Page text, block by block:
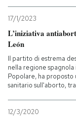
17/1/2023
L’iniziativa
León
Il partito di estrema
nella regione
Popolare, ha
sanitario sull'aborto,
12/3/2020